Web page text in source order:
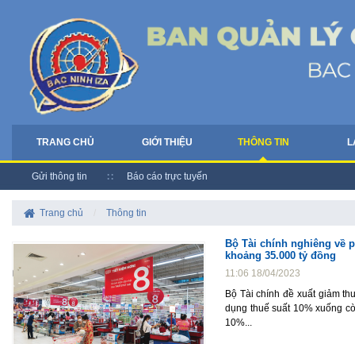
TRANG CHỦ GIỚI THIỆU THÔNG TIN
Gửi thông tin Báo cáo trực tuyến
Trang chủ Thông tin
Bộ Tài chính nghiêng về
khoảng 35.000 tỷ đồng
11:06 18/04/2023
Bộ Tài chính đề xuất giảm
dụng thuế suất 10% xuống
10%...